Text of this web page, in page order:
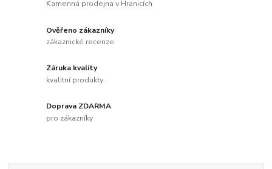
Kamenná prodejna v Hranicích
Ověřeno zákazníky
zákaznické recenze
Záruka kvality
kvalitní produkty
Doprava ZDARMA
pro zákazníky